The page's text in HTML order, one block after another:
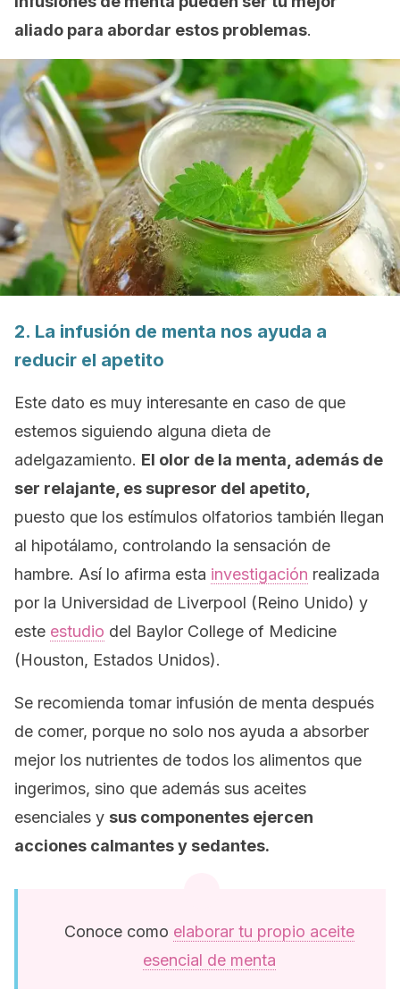
aliado para abordar estos problemas.
2. La infusión de menta nos ayuda a
reducir el apetito
Este dato es muy interesante en caso de que
estemos siguiendo alguna dieta de
adelgazamiento. El olor de la menta, además de
ser relajante, es supresor del apetito,
puesto que los estímulos olfatorios también llegan
al hipotálamo, controlando la sensación de
hambre. Así lo afirma esta investigación realizada
por la Universidad de Liverpool (Reino Unido) y
este estudio del Baylor College of Medicine
(Houston, Estados Unidos).
Se recomienda tomar infusión de menta después
de comer, porque no solo nos ayuda a absorber
mejor los nutrientes de todos los alimentos que
ingerimos, sino que además sus aceites
esenciales y sus componentes ejercen
acciones calmantes y sedantes.
Conoce como elaborar tu propio aceite
esencial de menta